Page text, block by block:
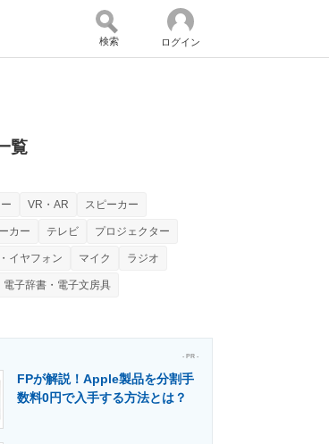
建設×テクノロジーの最前線
検索 ログイン
覧
VR・AR スピーカー
カー テレビ プロジェクター
イヤフォン マイク ラジオ
電子辞書・電子文房具
- PR -
FPが解説！Apple製品を分割手
数料0円で入手する方法とは？